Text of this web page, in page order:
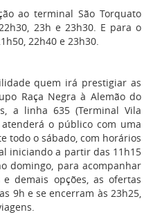
ao terminal São Torquato
23h e 23h30. E para o
22h40 e 23h30.
quem irá prestigiar as
Raça Negra à Alemão do
a linha 635 (Terminal Vila
o público com uma
todo o sábado, com horários
iniciando a partir das 11h15
domingo, para acompanhar
e demais opções, as ofertas
9h e se encerram às 23h25,